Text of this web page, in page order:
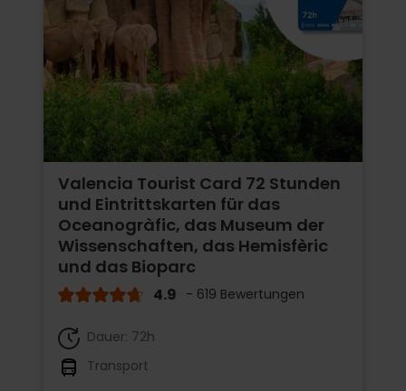
Valencia Tourist Card 72 Stunden
und Eintrittskarten für das
Oceanogràfic, das Museum der
Wissenschaften, das Hemisfèric
und das Bioparc
4.9 - 619 Bewertungen
Dauer: 72h
Transport